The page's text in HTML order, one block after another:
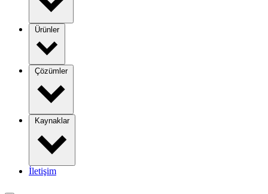
Ürünler
Çözümler
Kaynaklar
İletişim